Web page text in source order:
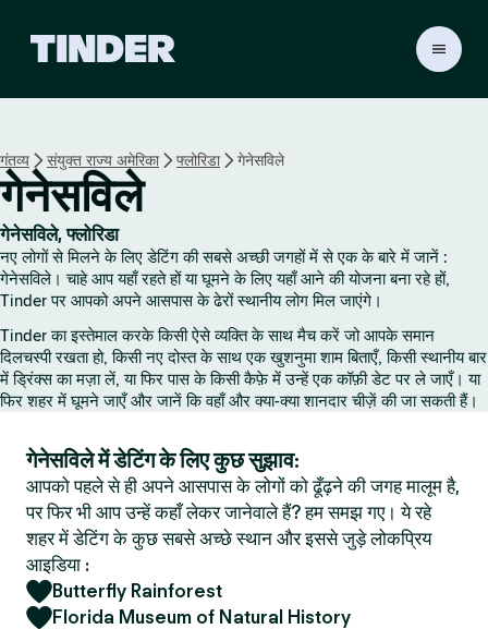
r
गंतव्य संयुक्त राज्य अमेरिका फ्लोरिडा गेनेसविले
गेनेसविले
गेनेसविले, फ्लोरिडा
नए लोगों से मिलने के लिए डेटिंग की सबसे अच्छी जगहों में से एक के बारे में जानें :
गेनेसविले। चाहे आप यहाँ रहते हों या घूमने के लिए यहाँ आने की योजना बना रहे हों,
Tinder पर आपको अपने आसपास के ढेरों स्थानीय लोग मिल जाएंगे।
Tinder का इस्तेमाल करके किसी ऐसे व्यक्ति के साथ मैच करें जो आपके समान
दिलचस्पी रखता हो, किसी नए दोस्त के साथ एक खुशनुमा शाम बिताएँ, किसी स्थानीय बार
में ड्रिंक्स का मज़ा लें, या फिर पास के किसी कैफ़े में उन्हें एक कॉफ़ी डेट पर ले जाएँ। या
फिर शहर में घूमने जाएँ और जानें कि वहाँ और क्या-क्या शानदार चीज़ें की जा सकती हैं।
गेनेसविले में डेटिंग के लिए कुछ सुझाव:
आपको पहले से ही अपने आसपास के लोगों को ढूँढ़ने की जगह मालूम है,
पर फिर भी आप उन्हें कहाँ लेकर जानेवाले हैं? हम समझ गए। ये रहे
शहर में डेटिंग के कुछ सबसे अच्छे स्थान और इससे जुड़े लोकप्रिय
आइडिया :
Butterfly Rainforest
Florida Museum of Natural History